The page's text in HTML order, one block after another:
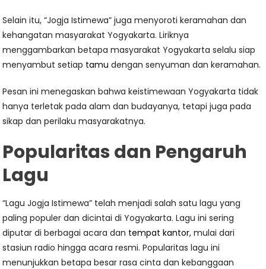
Selain itu, “Jogja Istimewa” juga menyoroti keramahan dan
kehangatan masyarakat Yogyakarta. Liriknya
menggambarkan betapa masyarakat Yogyakarta selalu siap
menyambut setiap tamu dengan senyuman dan keramahan.
Pesan ini menegaskan bahwa keistimewaan Yogyakarta tidak
hanya terletak pada alam dan budayanya, tetapi juga pada
sikap dan perilaku masyarakatnya.
Popularitas dan Pengaruh
Lagu
“Lagu Jogja Istimewa” telah menjadi salah satu lagu yang
paling populer dan dicintai di Yogyakarta. Lagu ini sering
diputar di berbagai acara dan tempat kantor, mulai dari
stasiun radio hingga acara resmi. Popularitas lagu ini
menunjukkan betapa besar rasa cinta dan kebanggaan